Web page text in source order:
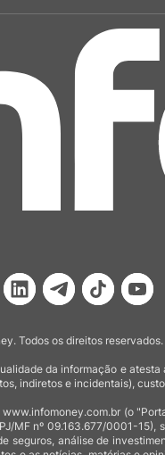
Todos os direitos reservados.
da informação e
indiretos e incidentais),
www.infomoney.com.br (o
MF nº 09.163.677/0001-
seguros, análise de